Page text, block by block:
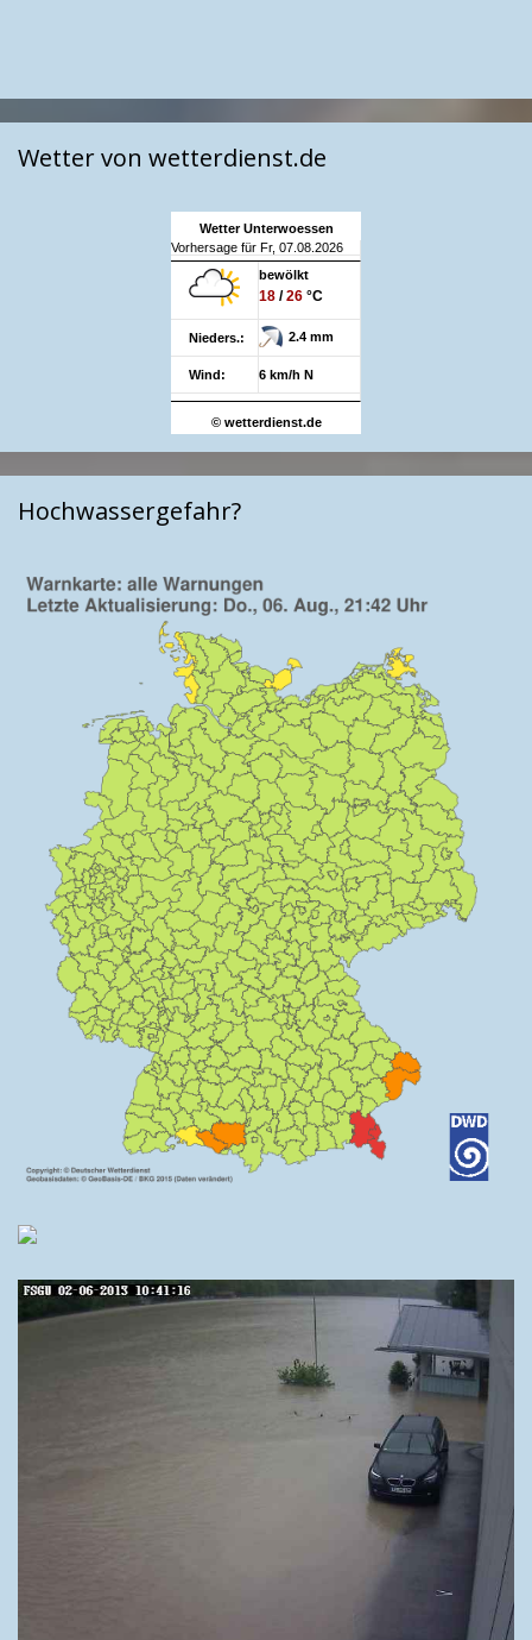
Wetter von wetterdienst.de
Wetter Unterwoessen
Vorhersage für Fr, 07.08.2026
bewölkt
18 /26 °C
Nieders.: 2.4 mm
Wind: 6 km/h N
© wetterdienst.de
Hochwassergefahr?